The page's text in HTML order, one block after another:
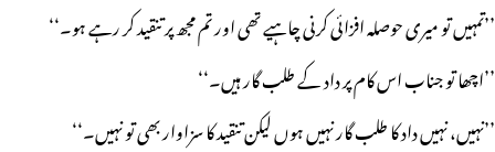
’’تمہیں تو میری حوصلہ افزائی کرنی چاہیے تھی اور تم مجھ پر تنقید کر رہے ہو۔‘‘
’’اچھا تو جناب اس کام پر داد کے طلب گار ہیں۔‘‘
’’نہیں، نہیں داد کا طلب گار نہیں ہوں لیکن تنقید کا سزاوار بھی تو نہیں۔‘‘